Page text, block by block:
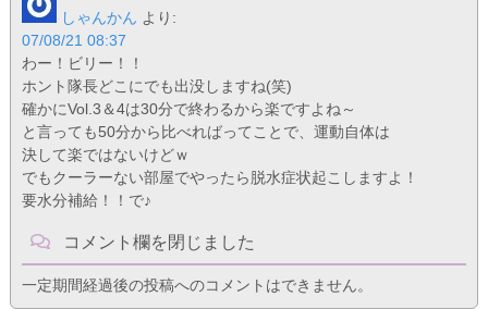
しゃんかん より:
07/08/21 08:37
わー！ビリー！！
ホント隊長どこにでも出没しますね(笑)
確かにVol.3＆4は30分で終わるから楽ですよね～
と言っても50分から比べればってことで、運動自体は
決して楽ではないけどｗ
でもクーラーない部屋でやったら脱水症状起こしますよ！
要水分補給！！で♪
コメント欄を閉じました
一定期間経過後の投稿へのコメントはできません。